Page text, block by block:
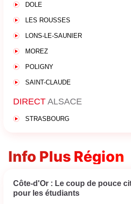
DOLE
LES ROUSSES
LONS-LE-SAUNIER
MOREZ
POLIGNY
SAINT-CLAUDE
DIRECT ALSACE
STRASBOURG
Info Plus Région
Côte-d'Or : Le coup de pouce
pour les étudiants